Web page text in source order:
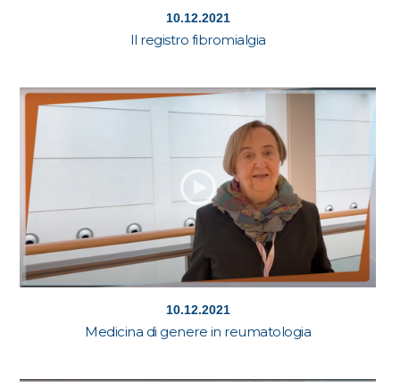
10.12.2021
Il registro fibromialgia
10.12.2021
Medicina di genere in reumatologia